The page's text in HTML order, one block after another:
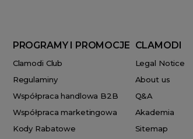
PROGRAMY I PROMOCJE
Clamodi Club
Regulaminy
Współpraca handlowa B2B
Współpraca marketingowa
Kody Rabatowe
CLAMODI
Legal Notice
About us
Q&A
Akademia
Sitemap